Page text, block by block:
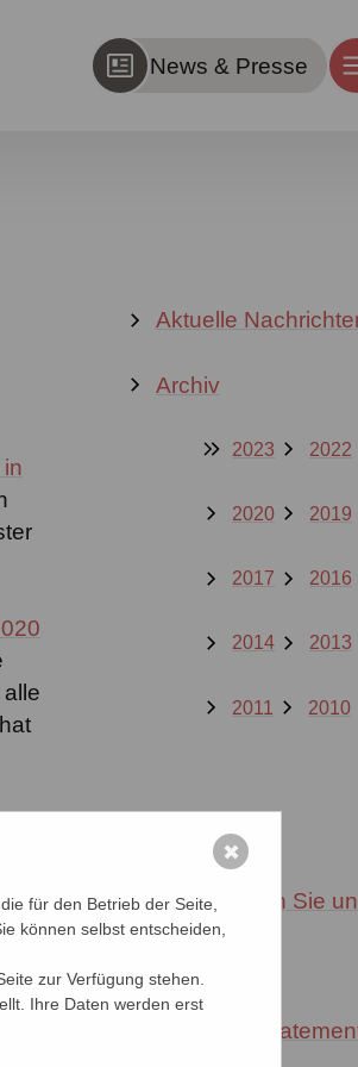
News & Presse
Aktuelle
Archiv
2023 2022
2020 2019
2017 2016
2014 2013
2011 2010
Unterstützen Sie
politische
für den Betrieb der Seite,
können selbst entscheiden,
zur Verfügung stehen.
Ihre Daten werden erst
✖